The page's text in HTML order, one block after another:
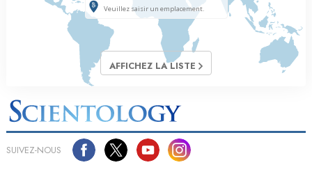
AFFICHEZ LA LISTE
SUIVEZ-NOUS